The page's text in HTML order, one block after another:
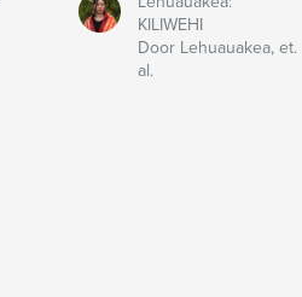
KILIWEHI
Door Lehuauakea, et.
al.